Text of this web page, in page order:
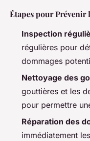
Étapes pour
Inspection
régulières pour
dommages
Nettoyage des
gouttières et les
pour permettre
Réparation des
immédiatement